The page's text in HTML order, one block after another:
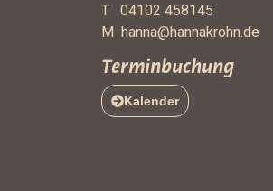
T 04102 458145
M hanna@hannakrohn.de
Terminbuchung
Kalender